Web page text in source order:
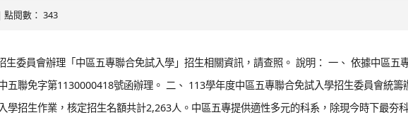
閱數： 343
生委員會辦理「中區五專聯合免試入學」招生相關資訊，請查照。 說明： 一、 依據中區五
五聯免字第1130000418號函辦理。 二、 113學年度中區五專聯合免試入學招生委員會統籌
學招生作業，核定招生名額共計2,263人。中區五專提供適性多元的科系，除現今時下最夯